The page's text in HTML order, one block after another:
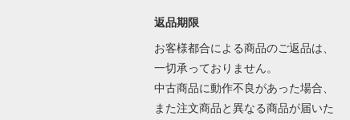
返品期限
お客様都合による商品のご返品は、
一切承っておりません。
中古商品に動作不良があった場合、
また注文商品と異なる商品が届いた